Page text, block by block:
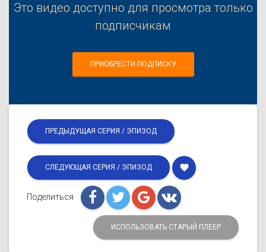
Это видео доступно для просмотра только
подписчикам
ПРИОБРЕСТИ ПОДПИСКУ
ПРЕДЫДУЩАЯ СЕРИЯ / ЭПИЗОД
СЛЕДУЮЩАЯ СЕРИЯ / ЭПИЗОД favorite
Поделиться
ИСПОЛЬЗОВАТЬ СТАРЫЙ ПЛЕЕР